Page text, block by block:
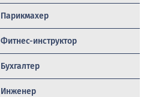
Парикмахер
Фитнес-инструктор
Бухгалтер
Инженер